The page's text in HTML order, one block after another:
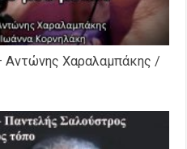
Αντώνης Χαραλαμπάκης /